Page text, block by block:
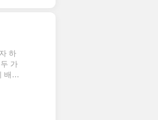
하
가
배우
히